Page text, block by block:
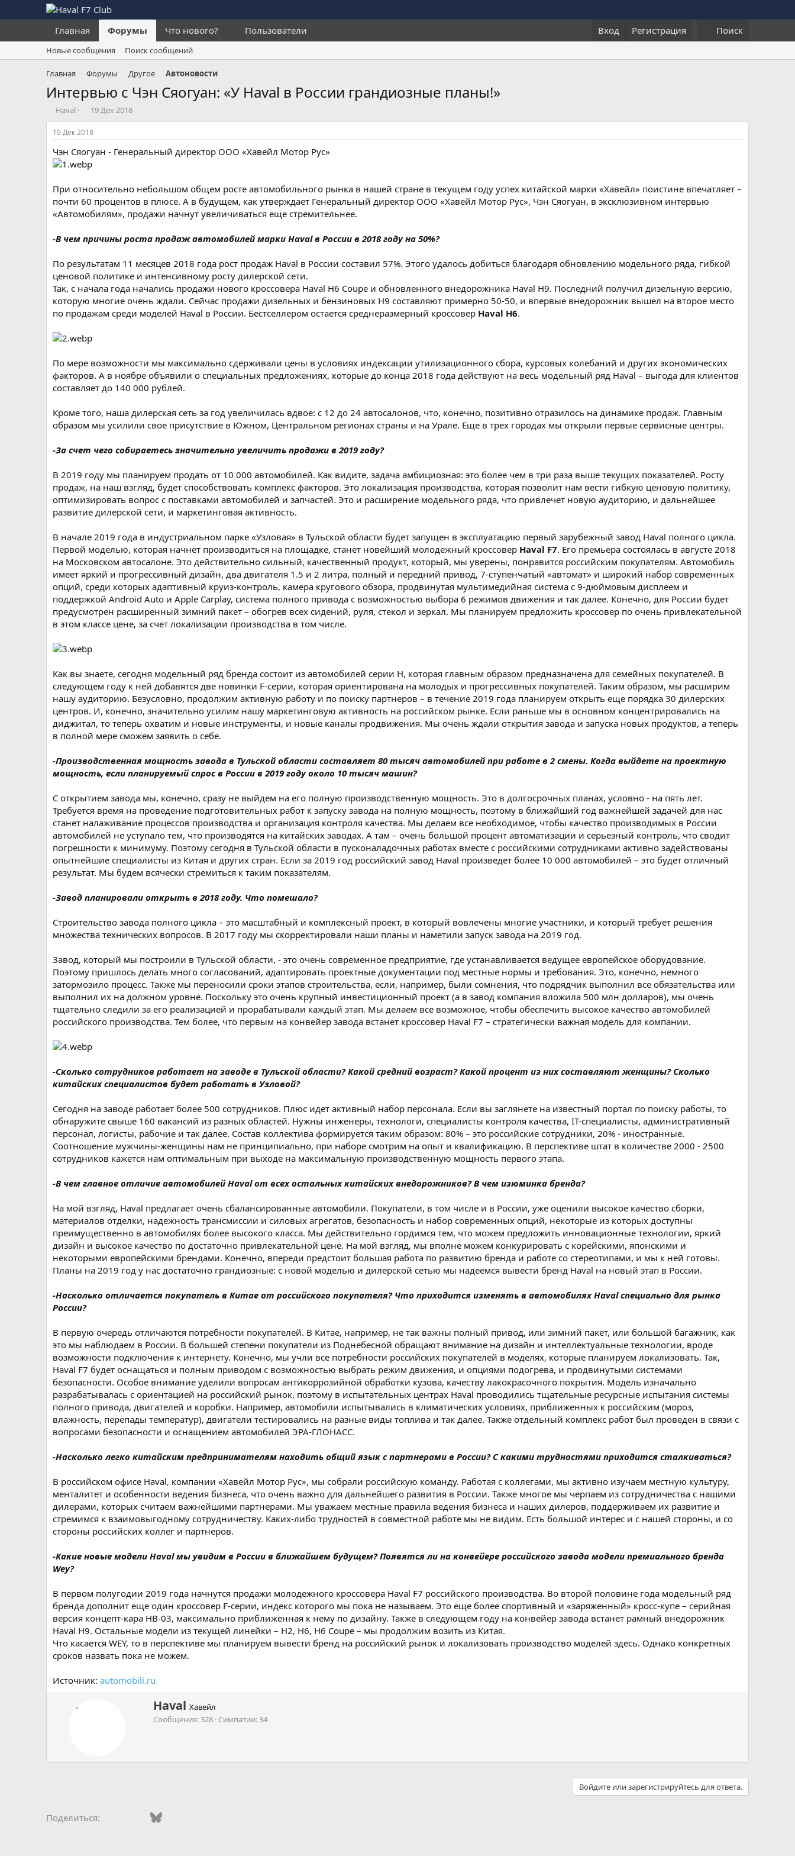
Главная Форумы Что нового? Пользователи Вход Регистрация Поиск
Новые сообщения Поиск сообщений
Главная Форумы Другое Автоновости
Интервью с Чэн Сяогуан: «У Haval в России грандиозные планы!»
А
в
т
о
р
т
м
ы
Haval
Д
а
т
а
н
а
л
а
19 Дек 2018
19 Дек 2018
Чэн Сяогуан - Генеральный директор ООО «Хавейл Мотор Рус»
При относительно небольшом общем росте автомобильного рынка в нашей стране в текущем году успех китайской марки «Хавейл» поистине впечатляет –
почти 60 процентов в плюсе. А в будущем, как утверждает Генеральный директор ООО «Хавейл Мотор Рус», Чэн Сяогуан, в эксклюзивном интервью
«Автомобилям», продажи начнут увеличиваться еще стремительнее.
-В чем причины роста продаж автомобилей марки Haval в России в 2018 году на 50%?
По результатам 11 месяцев 2018 года рост продаж Haval в России составил 57%. Этого удалось добиться благодаря обновлению модельного ряда, гибкой
ценовой политике и интенсивному росту дилерской сети.
Так, с начала года начались продажи нового кроссовера Haval H6 Coupe и обновленного внедорожника Haval H9. Последний получил дизельную версию,
которую многие очень ждали. Сейчас продажи дизельных и бензиновых Н9 составляют примерно 50-50, и впервые внедорожник вышел на второе место
по продажам среди моделей Haval в России. Бестселлером остается среднеразмерный кроссовер Haval H6.
По мере возможности мы максимально сдерживали цены в условиях индексации утилизационного сбора, курсовых колебаний и других экономических
факторов. А в ноябре объявили о специальных предложениях, которые до конца 2018 года действуют на весь модельный ряд Haval – выгода для клиентов
составляет до 140 000 рублей.
Кроме того, наша дилерская сеть за год увеличилась вдвое: с 12 до 24 автосалонов, что, конечно, позитивно отразилось на динамике продаж. Главным
образом мы усилили свое присутствие в Южном, Центральном регионах страны и на Урале. Еще в трех городах мы открыли первые сервисные центры.
-За счет чего собираетесь значительно увеличить продажи в 2019 году?
В 2019 году мы планируем продать от 10 000 автомобилей. Как видите, задача амбициозная: это более чем в три раза выше текущих показателей. Росту
продаж, на наш взгляд, будет способствовать комплекс факторов. Это локализация производства, которая позволит нам вести гибкую ценовую политику,
оптимизировать вопрос с поставками автомобилей и запчастей. Это и расширение модельного ряда, что привлечет новую аудиторию, и дальнейшее
развитие дилерской сети, и маркетинговая активность.
В начале 2019 года в индустриальном парке «Узловая» в Тульской области будет запущен в эксплуатацию первый зарубежный завод Haval полного цикла.
Первой моделью, которая начнет производиться на площадке, станет новейший молодежный кроссовер Haval F7. Его премьера состоялась в августе 2018
на Московском автосалоне. Это действительно сильный, качественный продукт, который, мы уверены, понравится российским покупателям. Автомобиль
имеет яркий и прогрессивный дизайн, два двигателя 1.5 и 2 литра, полный и передний привод, 7-ступенчатый «автомат» и широкий набор современных
опций, среди которых адаптивный круиз-контроль, камера кругового обзора, продвинутая мультимедийная система с 9-дюймовым дисплеем и
поддержкой Android Auto и Apple Carplay, система полного привода с возможностью выбора 6 режимов движения и так далее. Конечно, для России будет
предусмотрен расширенный зимний пакет – обогрев всех сидений, руля, стекол и зеркал. Мы планируем предложить кроссовер по очень привлекательной
в этом классе цене, за счет локализации производства в том числе.
Как вы знаете, сегодня модельный ряд бренда состоит из автомобилей серии Н, которая главным образом предназначена для семейных покупателей. В
следующем году к ней добавятся две новинки F-серии, которая ориентирована на молодых и прогрессивных покупателей. Таким образом, мы расширим
нашу аудиторию. Безусловно, продолжим активную работу и по поиску партнеров – в течение 2019 года планируем открыть еще порядка 30 дилерских
центров. И, конечно, значительно усилим нашу маркетинговую активность на российском рынке. Если раньше мы в основном концентрировались на
диджитал, то теперь охватим и новые инструменты, и новые каналы продвижения. Мы очень ждали открытия завода и запуска новых продуктов, а теперь
в полной мере сможем заявить о себе.
-Производственная мощность завода в Тульской области составляет 80 тысяч автомобилей при работе в 2 смены. Когда выйдете на проектную
мощность, если планируемый спрос в России в 2019 году около 10 тысяч машин?
С открытием завода мы, конечно, сразу не выйдем на его полную производственную мощность. Это в долгосрочных планах, условно - на пять лет.
Требуется время на проведение подготовительных работ к запуску завода на полную мощность, поэтому в ближайший год важнейшей задачей для нас
станет налаживание процессов производства и организация контроля качества. Мы делаем все необходимое, чтобы качество производимых в России
автомобилей не уступало тем, что производятся на китайских заводах. А там – очень большой процент автоматизации и серьезный контроль, что сводит
погрешности к минимуму. Поэтому сегодня в Тульской области в пусконаладочных работах вместе с российскими сотрудниками активно задействованы
опытнейшие специалисты из Китая и других стран. Если за 2019 год российский завод Haval произведет более 10 000 автомобилей – это будет отличный
результат. Мы будем всячески стремиться к таким показателям.
-Завод планировали открыть в 2018 году. Что помешало?
Строительство завода полного цикла – это масштабный и комплексный проект, в который вовлечены многие участники, и который требует решения
множества технических вопросов. В 2017 году мы скорректировали наши планы и наметили запуск завода на 2019 год.
Завод, который мы построили в Тульской области, - это очень современное предприятие, где устанавливается ведущее европейское оборудование.
Поэтому пришлось делать много согласований, адаптировать проектные документации под местные нормы и требования. Это, конечно, немного
затормозило процесс. Также мы переносили сроки этапов строительства, если, например, были сомнения, что подрядчик выполнил все обязательства или
выполнил их на должном уровне. Поскольку это очень крупный инвестиционный проект (а в завод компания вложила 500 млн долларов), мы очень
тщательно следили за его реализацией и прорабатывали каждый этап. Мы делаем все возможное, чтобы обеспечить высокое качество автомобилей
российского производства. Тем более, что первым на конвейер завода встанет кроссовер Haval F7 – стратегически важная модель для компании.
-Сколько сотрудников работает на заводе в Тульской области? Какой средний возраст? Какой процент из них составляют женщины? Сколько
китайских специалистов будет работать в Узловой?
Сегодня на заводе работает более 500 сотрудников. Плюс идет активный набор персонала. Если вы заглянете на известный портал по поиску работы, то
обнаружите свыше 160 вакансий из разных областей. Нужны инженеры, технологи, специалисты контроля качества, IT-специалисты, административный
персонал, логисты, рабочие и так далее. Состав коллектива формируется таким образом: 80% – это российские сотрудники, 20% - иностранные.
Соотношение мужчины-женщины нам не принципиально, при наборе смотрим на опыт и квалификацию. В перспективе штат в количестве 2000 - 2500
сотрудников кажется нам оптимальным при выходе на максимальную производственную мощность первого этапа.
-В чем главное отличие автомобилей Haval от всех остальных китайских внедорожников? В чем изюминка бренда?
На мой взгляд, Haval предлагает очень сбалансированные автомобили. Покупатели, в том числе и в России, уже оценили высокое качество сборки,
материалов отделки, надежность трансмиссии и силовых агрегатов, безопасность и набор современных опций, некоторые из которых доступны
преимущественно в автомобилях более высокого класса. Мы действительно гордимся тем, что можем предложить инновационные технологии, яркий
дизайн и высокое качество по достаточно привлекательной цене. На мой взгляд, мы вполне можем конкурировать с корейскими, японскими и
некоторыми европейскими брендами. Конечно, впереди предстоит большая работа по развитию бренда и работе со стереотипами, и мы к ней готовы.
Планы на 2019 год у нас достаточно грандиозные: с новой моделью и дилерской сетью мы надеемся вывести бренд Haval на новый этап в России.
-Насколько отличается покупатель в Китае от российского покупателя? Что приходится изменять в автомобилях Haval специально для рынка
России?
В первую очередь отличаются потребности покупателей. В Китае, например, не так важны полный привод, или зимний пакет, или большой багажник, как
это мы наблюдаем в России. В большей степени покупатели из Поднебесной обращают внимание на дизайн и интеллектуальные технологии, вроде
возможности подключения к интернету. Конечно, мы учли все потребности российских покупателей в моделях, которые планируем локализовать. Так,
Haval F7 будет оснащаться и полным приводом с возможностью выбрать режим движения, и опциями подогрева, и продвинутыми системами
безопасности. Особое внимание уделили вопросам антикоррозийной обработки кузова, качеству лакокрасочного покрытия. Модель изначально
разрабатывалась с ориентацией на российский рынок, поэтому в испытательных центрах Haval проводились тщательные ресурсные испытания системы
полного привода, двигателей и коробки. Например, автомобили испытывались в климатических условиях, приближенных к российским (мороз,
влажность, перепады температур), двигатели тестировались на разные виды топлива и так далее. Также отдельный комплекс работ был проведен в связи с
вопросами безопасности и оснащением автомобилей ЭРА-ГЛОНАСС.
-Насколько легко китайским предпринимателям находить общий язык с партнерами в России? С какими трудностями приходится сталкиваться?
В российском офисе Haval, компании «Хавейл Мотор Рус», мы собрали российскую команду. Работая с коллегами, мы активно изучаем местную культуру,
менталитет и особенности ведения бизнеса, что очень важно для дальнейшего развития в России. Также многое мы черпаем из сотрудничества с нашими
дилерами, которых считаем важнейшими партнерами. Мы уважаем местные правила ведения бизнеса и наших дилеров, поддерживаем их развитие и
стремимся к взаимовыгодному сотрудничеству. Каких-либо трудностей в совместной работе мы не видим. Есть большой интерес и с нашей стороны, и со
стороны российских коллег и партнеров.
-Какие новые модели Haval мы увидим в России в ближайшем будущем? Появятся ли на конвейере российского завода модели премиального бренда
Wey?
В первом полугодии 2019 года начнутся продажи молодежного кроссовера Haval F7 российского производства. Во второй половине года модельный ряд
бренда дополнит еще один кроссовер F-серии, индекс которого мы пока не называем. Это еще более спортивный и «заряженный» кросс-купе – серийная
версия концепт-кара HB-03, максимально приближенная к нему по дизайну. Также в следующем году на конвейер завода встанет рамный внедорожник
Haval H9. Остальные модели из текущей линейки – H2, H6, H6 Coupe – мы продолжим возить из Китая.
Что касается WEY, то в перспективе мы планируем вывести бренд на российский рынок и локализовать производство моделей здесь. Однако конкретных
сроков назвать пока не можем.
Источник: automobili.ru
А
в
т
Haval Хавейл
Сообщения 328 Симпатии 34
Войдите или зарегистрируйтесь для ответа.
Поделиться: Vkontakte
FacebookBluesky